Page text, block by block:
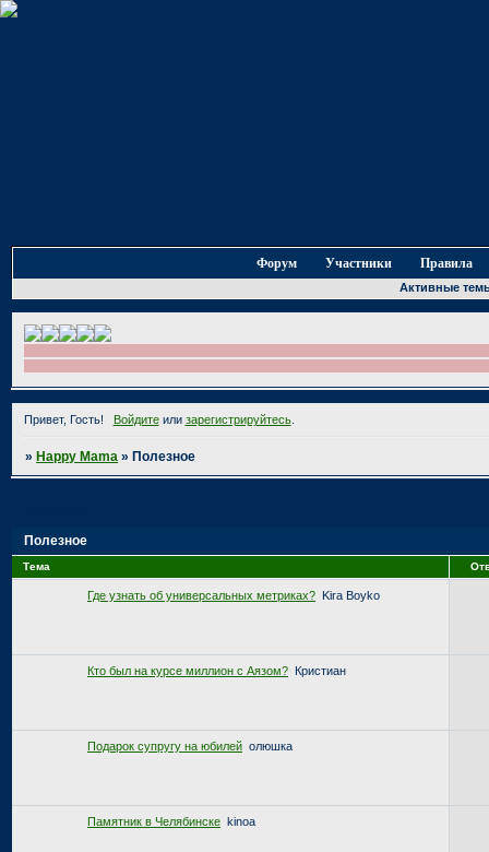
Форум Участники Правила
Активные
Привет, Гость! Войдитеили зарегистрируйтесь.
»Happy Mama »Полезное
Полезное
Тема
Где узнать об универсальных метриках? Kira Boyko
Кто был на курсе миллион с Аязом? Кристиан
Подарок супругу на юбилей олюшка
Памятник в Челябинске kinoa